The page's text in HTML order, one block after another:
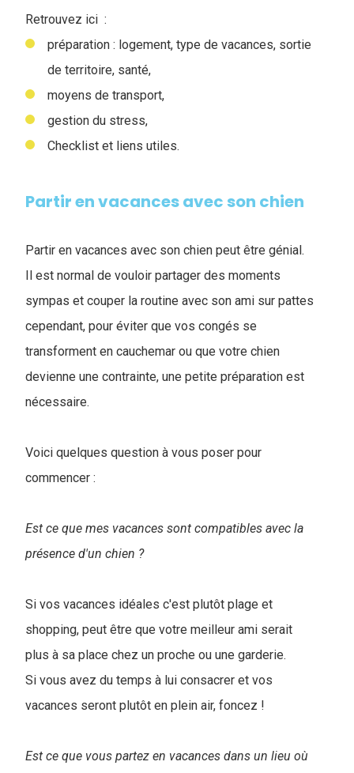
Retrouvez ici :
préparation : logement, type de vacances, sortie
de territoire, santé,
moyens de transport,
gestion du stress,
Checklist et liens utiles.
Partir en vacances avec son chien
Partir en vacances avec son chien peut être génial.
Il est normal de vouloir partager des moments
sympas et couper la routine avec son ami sur pattes
cependant, pour éviter que vos congés se
transforment en cauchemar ou que votre chien
devienne une contrainte, une petite préparation est
nécessaire.
Voici quelques question à vous poser pour
commencer :
Est ce que mes vacances sont compatibles avec la
présence d'un chien ?
Si vos vacances idéales c'est plutôt plage et
shopping, peut être que votre meilleur ami serait
plus à sa place chez un proche ou une garderie.
Si vous avez du temps à lui consacrer et vos
vacances seront plutôt en plein air, foncez !
Est ce que vous partez en vacances dans un lieu où